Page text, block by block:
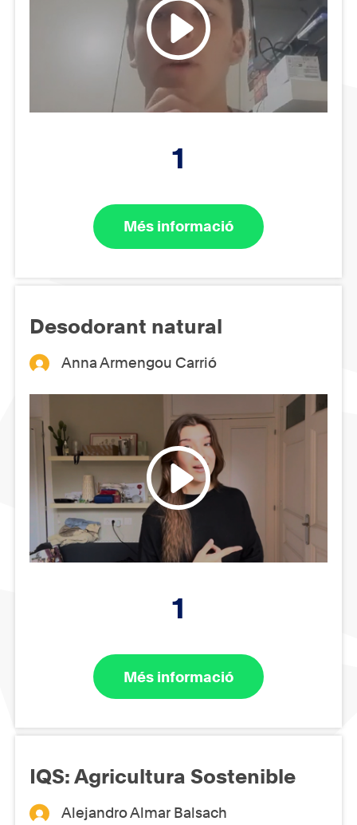
1
Més informació
Desodorant natural
Anna Armengou Carrió
1
Més informació
IQS: Agricultura Sostenible
Alejandro Almar Balsach